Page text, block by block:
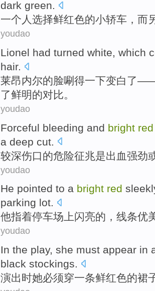
dark green.
一个人 选择鲜红色的小轿车 ， 而
youdao
Lionel had turned white, which
hair.
莱昂内尔的脸唰得一下变白了
了鲜明的对比。
youdao
Forceful bleeding and bright red
a deep cut
较深伤口的危险征兆是出血强劲
youdao
He pointed to a bright red
parking lot.
他指着停车场 上闪亮的，线条优
youdao
In the play, she must appear in
black stockings.
演出时她必须穿一条鲜红色的裙